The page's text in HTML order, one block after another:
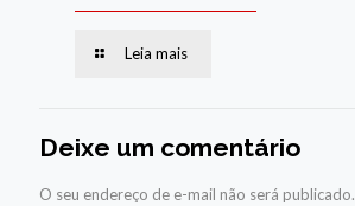
Leia mais
Deixe um comentário
O seu endereço de e-mail não será publicado.